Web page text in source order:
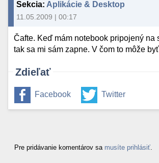
Sekcia: Aplikácie & Desktop
11.05.2009 | 00:17
Čafte. Keď mám notebook pripojený
tak sa mi sám zapne. V čom to môže
Zdieľať
Facebook Twitter
Pre pridávanie komentárov sa musíte prihlásiť